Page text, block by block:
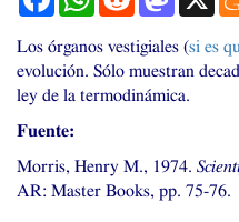
Los órganos vestigiales (si es
evolución. Sólo muestran
ley de la termodinámica.
Fuente:
Morris, Henry M., 1974.
AR: Master Books, pp. 75-76.